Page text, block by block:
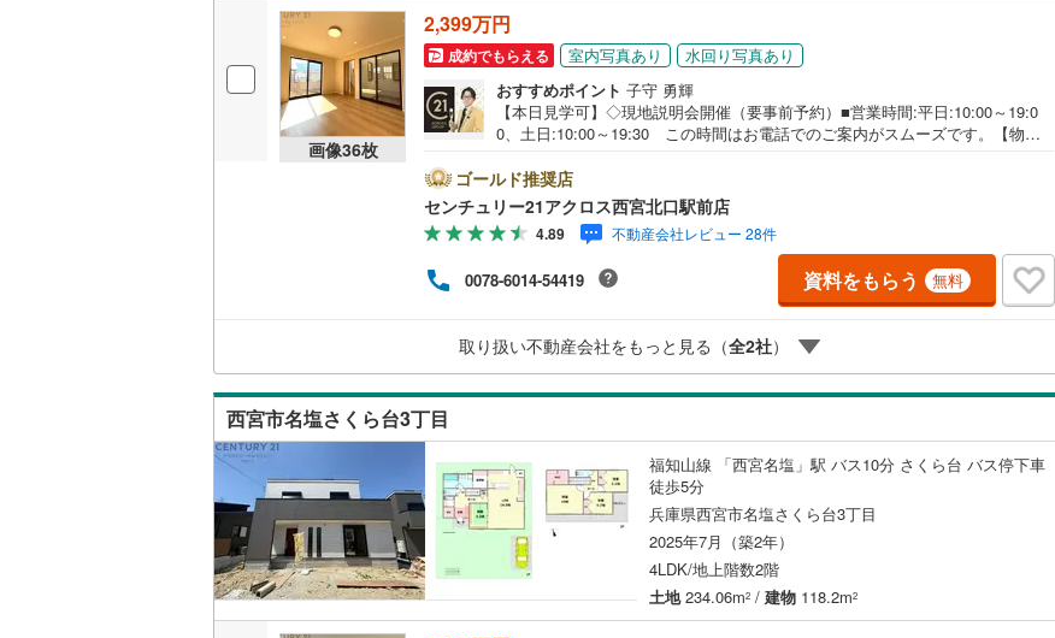
画像36枚
2,399万円
成約でもらえる 室内写真あり
水回り写真あり
おすすめポイント 子守 勇輝
【本日見学可】◇現地説明会開催（要事前予約）■営業時間:平日:10:00～19:0
0、土日:10:00～19:30 この時間はお電話でのご案内がスムーズです。【物件
り良好です。食洗機付システムキッチンや浴室暖房乾燥機など住宅設備も充実♪
リビングとなりに大きな吹抜けが設けられています。○センチュリー21アクロス
グループの3つの特徴○■センチュリー21グループで28年連続No.1（1997年～20
24年兵庫地区仲介実績） 西宮・尼崎・伊丹・宝塚にて8店舗展開中。阪神間で
の購入や売却は当店にお任せ下さい■お客様駐車場、キッズスペースがございま
す。 8店舗すべて駅前にございますが、お車でのお越しも大歓迎です。 お子
様連れでもご安心ください。■取り扱い物件多数ございます。 地域密着の当店
取り扱っています。Yahoo！不動産に掲載しきれない物件もご紹介できます。
ゴールド推奨店
センチュリー21アクロス西宮北口駅前店
4.89 不動産会社レビュー 28件
0078-6014-54419 資料をもらう 無料
取り扱い不動産会社をもっと見る（全2社）
西宮市名塩さくら台3丁目
福知山線 「西宮名塩」駅 バス10分 さくら台 バス停下車
徒歩5分
兵庫県西宮市名塩さくら台3丁目
2025年7月（築2年）
4LDK/地上階数2階
土地234.06m2 / 建物 118.2m2
浴室乾燥機あり
収納
ウォークインクローゼット
（87）
床下収納（71）
バルコニー、庭
ウッドデッキあり（
構造・規模・施工・品質・工法関連
耐震、免震、制震構造
住宅性能評価付き（3）
オンライン対応
オンライン内見(相談)可
）
IT重説可 （
オンライン対応とは？